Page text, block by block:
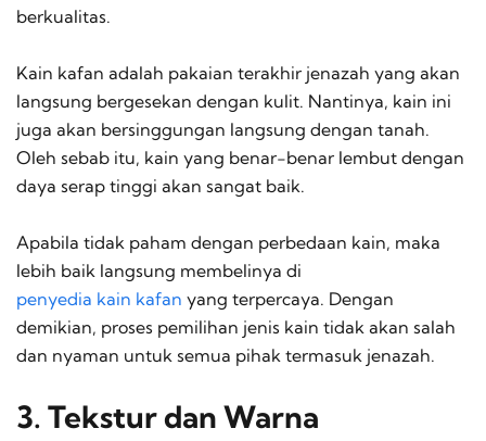
berkualitas.
Kain kafan adalah pakaian terakhir jenazah yang akan
langsung bergesekan dengan kulit. Nantinya, kain ini
juga akan bersinggungan langsung dengan tanah.
Oleh sebab itu, kain yang benar-benar lembut dengan
daya serap tinggi akan sangat baik.
Apabila tidak paham dengan perbedaan kain, maka
lebih baik langsung membelinya di
penyedia kain kafan yang terpercaya. Dengan
demikian, proses pemilihan jenis kain tidak akan salah
dan nyaman untuk semua pihak termasuk jenazah.
3. Tekstur dan Warna